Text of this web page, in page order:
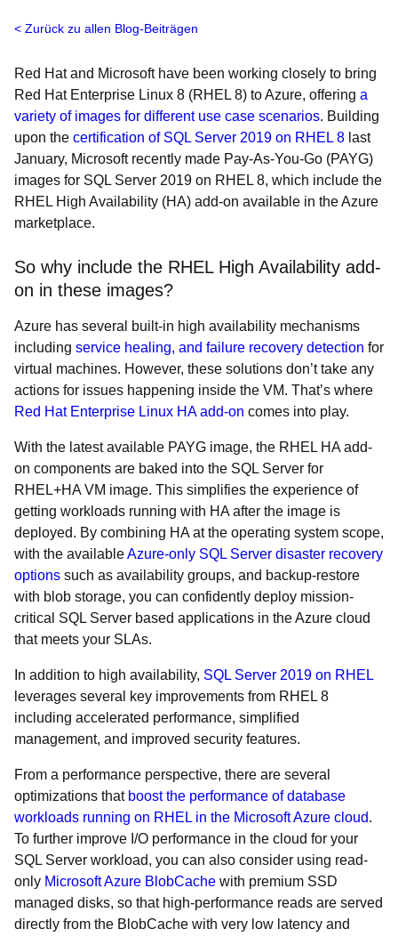
Zurück zu allen Blog-Beiträgen
Red Hat and Microsoft have been working closely to bring
Red Hat Enterprise Linux 8 (RHEL 8) to Azure, offering a
variety of images for different use case scenarios. Building
upon the certification of SQL Server 2019 on RHEL 8 last
January, Microsoft recently made Pay-As-You-Go (PAYG)
images for SQL Server 2019 on RHEL 8, which include the
RHEL High Availability (HA) add-on available in the Azure
marketplace.
So why include the RHEL High Availability add-
on in these images?
Azure has several built-in high availability mechanisms
including service healing, and failure recovery detection for
virtual machines. However, these solutions don’t take any
actions for issues happening inside the VM. That’s where
Red Hat Enterprise Linux HA add-on comes into play.
With the latest available PAYG image, the RHEL HA add-
on components are baked into the SQL Server for
RHEL+HA VM image. This simplifies the experience of
getting workloads running with HA after the image is
deployed. By combining HA at the operating system scope,
with the availableAzure-only SQL Server disaster recovery
options such as availability groups, and backup-restore
with blob storage, you can confidently deploy mission-
critical SQL Server based applications in the Azure cloud
that meets your SLAs.
In addition to high availability, SQL Server 2019 on RHEL
leverages several key improvements from RHEL 8
including accelerated performance, simplified
management, and improved security features.
From a performance perspective, there are several
optimizations that boost the performance of database
workloads running on RHEL in the Microsoft Azure cloud.
To further improve I/O performance in the cloud for your
SQL Server workload, you can also consider using read-
only Microsoft Azure BlobCache with premium SSD
managed disks, so that high-performance reads are served
directly from the BlobCache with very low latency and